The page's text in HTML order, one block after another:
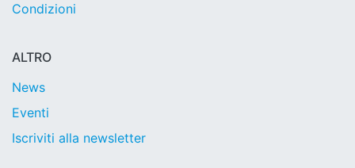
Condizioni
ALTRO
News
Eventi
Iscriviti alla newsletter